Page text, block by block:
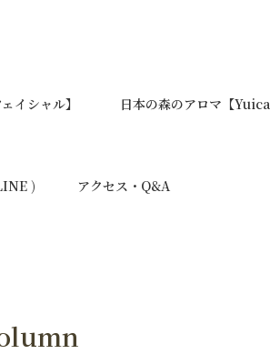
イシャル】 日本の森のアロマ【Yuica
) アクセス・Q&A